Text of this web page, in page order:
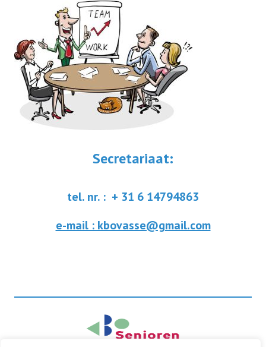
Secretariaat:
tel. nr. : + 31 6 14794863
e-mail : kbovasse@gmail.com